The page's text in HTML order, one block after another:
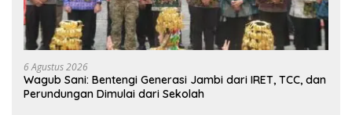
6 Agustus 2026
Wagub Sani: Bentengi Generasi Jambi dari IRET, TCC, dan
Perundungan Dimulai dari Sekolah